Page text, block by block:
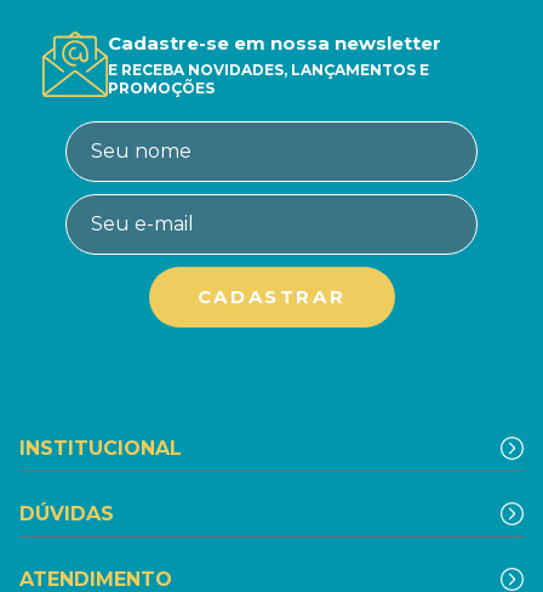
Cadastre-se em nossa newsletter
E RECEBA NOVIDADES, LANÇAMENTOS E
PROMOÇÕES
INSTITUCIONAL
DÚVIDAS
ATENDIMENTO